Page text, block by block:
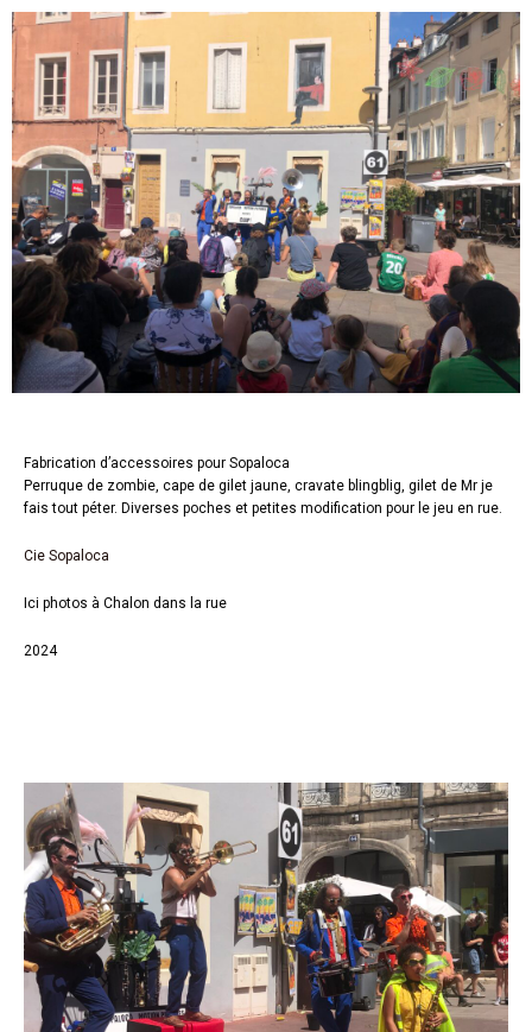
Skip
content
Fabrication d’accessoires pour Sopaloca
Perruque de zombie, cape de gilet jaune, cravate blingblig, gilet de Mr je
fais tout péter. Diverses poches et petites modification pour le jeu en rue.
Cie Sopaloca
Ici photos à Chalon dans la rue
2024